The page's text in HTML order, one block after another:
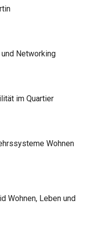
Networking
im Quartier
Wohnen
Wohnen, Leben und